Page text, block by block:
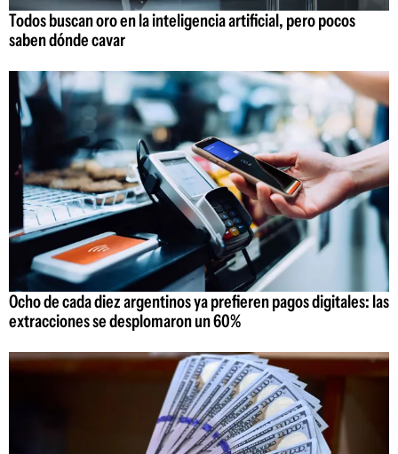
Todos buscan oro en la inteligencia artificial, pero pocos
saben dónde cavar
Ocho de cada diez argentinos ya prefieren pagos digitales: las
extracciones se desplomaron un 60%